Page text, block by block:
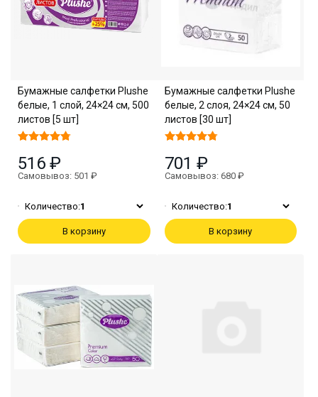
Бумажные салфетки Plushe
белые, 1 слой, 24×24 см, 500
листов [5 шт]
516 ₽
Самовывоз: 501 ₽
Количество:1
В корзину
Бумажные салфетки Plushe
белые, 2 слоя, 24×24 см, 50
листов [30 шт]
701 ₽
Самовывоз: 680 ₽
Количество:1
В корзину